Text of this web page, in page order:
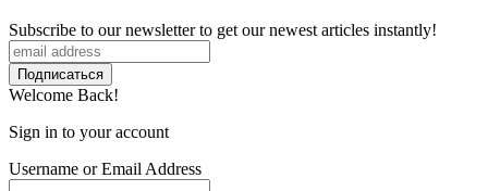
Subscribe to our newsletter to get our newest articles instantly!
Welcome Back!
Sign in to your account
Username or Email Address